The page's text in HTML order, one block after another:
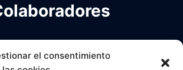
el consentimiento
iniciativa de Dekhan y Alcalde
con Una Policia para el Siglo XXI